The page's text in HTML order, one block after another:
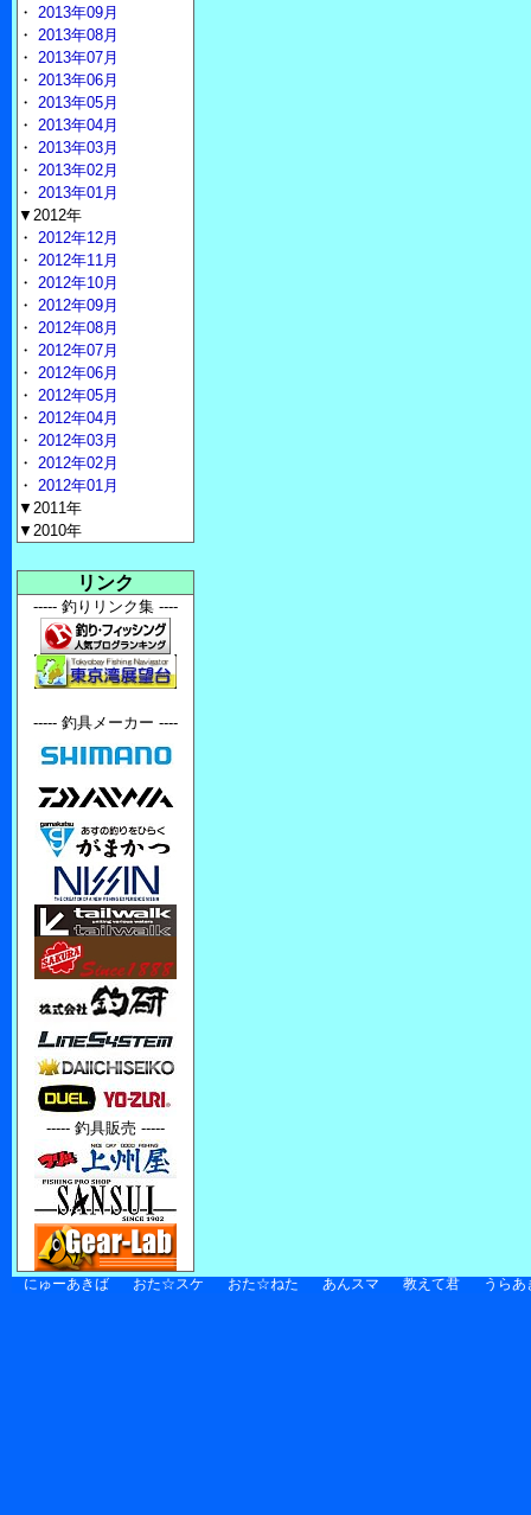
・ 2013年09月
・ 2013年08月
・ 2013年07月
・ 2013年06月
・ 2013年05月
・ 2013年04月
・ 2013年03月
・ 2013年02月
・ 2013年01月
▼2012年
・ 2012年12月
・ 2012年11月
・ 2012年10月
・ 2012年09月
・ 2012年08月
・ 2012年07月
・ 2012年06月
・ 2012年05月
・ 2012年04月
・ 2012年03月
・ 2012年02月
・ 2012年01月
▼2011年
▼2010年
リンク
----- 釣りリンク集 ----
----- 釣具メーカー ----
----- 釣具販売 -----
にゅーあきば おた☆スケ おた☆ねた あんスマ 教えて君 うらあ